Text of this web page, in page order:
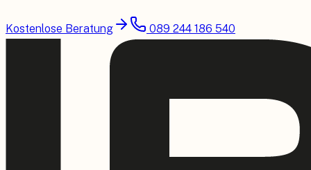
Kostenlose Beratung 089 244 186 540